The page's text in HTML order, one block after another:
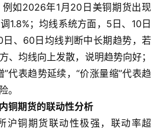
如2026年1月20日美铜期货出现
1.8%；均线系统方面，5日、10日
、60日均线判断中长期趋势，若
、均线向上发散，说明趋势向好；
代表趋势延续，“价涨量缩”代表趋
。
铜期货的联动性分析
沪铜期货联动性极强，联动率超